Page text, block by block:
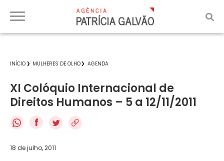
INÍCIO MULHERES DE OLHO AGENDA
XI Colóquio Internacional de
Direitos Humanos – 5 a 12/11/2011
f
18 de julho, 2011